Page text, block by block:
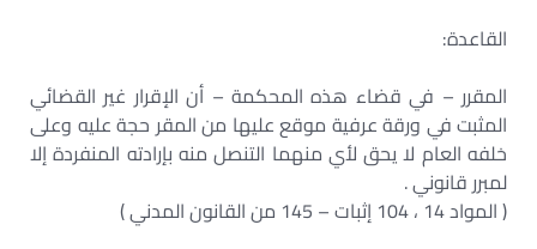
القاعدة:
المقرر – في قضاء هذه المحكمة – أن الإقرار غير القضائي
المثبت في ورقة عرفية موقع عليها من المقر حجة عليه وعلى
خلفه العام لا يحق لأي منهما التنصل منه بإرادته المنفردة إلا
لمبرر قانوني .
( المواد 14 ، 104 إثبات – 145 من القانون المدني )